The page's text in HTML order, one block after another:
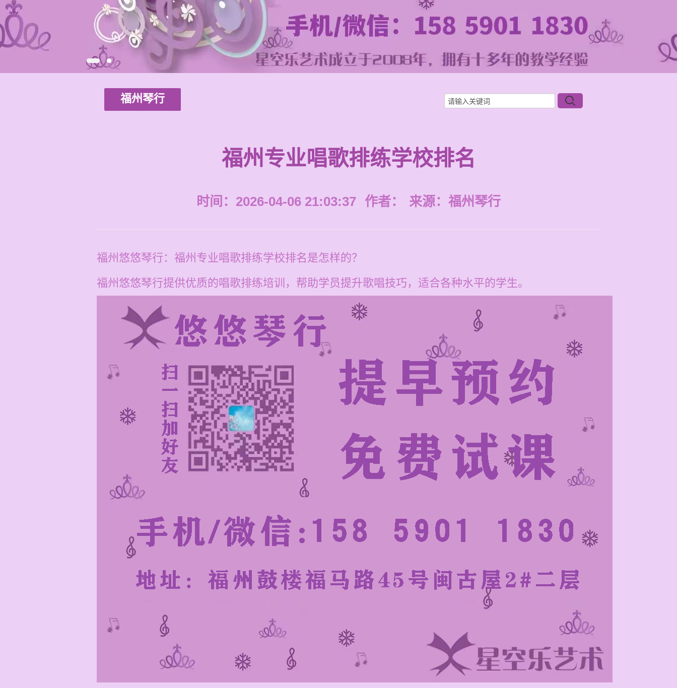
福州琴行
福州专业唱歌排练学校排名
时间：2026-04-06 21:03:37 作者： 来源： 福州琴行
福州悠悠琴行：福州专业唱歌排练学校排名是怎样的？
福州悠悠琴行提供优质的唱歌排练培训，帮助学员提升歌唱技巧，适合各种水平的学生。